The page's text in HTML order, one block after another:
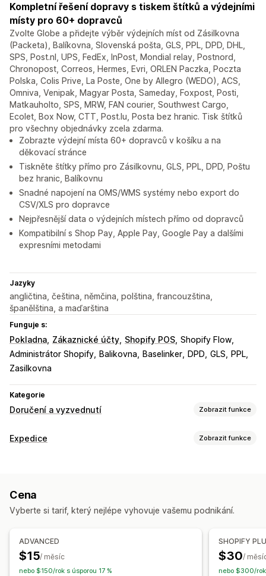
Kompletní řešení dopravy s tiskem štítků a výdejními
místy pro 60+ dopravců
Zvolte Globe a přidejte výběr výdejních míst od Zásilkovna
(Packeta), Balíkovna, Slovenská pošta, GLS, PPL, DPD, DHL,
SPS, Post.nl, UPS, FedEx, InPost, Mondial relay, Postnord,
Chronopost, Correos, Hermes, Evri, ORLEN Paczka, Poczta
Polska, Colis Prive, La Poste, One by Allegro (WEDO), ACS,
Omniva, Venipak, Magyar Posta, Sameday, Foxpost, Posti,
Matkauholto, SPS, MRW, FAN courier, Southwest Cargo,
Ecolet, Box Now, CTT, Post.lu, Posta bez hranic. Tisk štítků
pro všechny objednávky zcela zdarma.
Zobrazte výdejní místa 60+ dopravců v košíku a na
děkovací stránce
Tiskněte štítky přímo pro Zásilkovnu, GLS, PPL, DPD, Poštu
bez hranic, Balíkovnu
Snadné napojení na OMS/WMS systémy nebo export do
CSV/XLS pro dopravce
Nejpřesnější data o výdejních místech přímo od dopravců
Kompatibilní s Shop Pay, Apple Pay, Google Pay a dalšími
expresními metodami
Jazyky
angličtina, čeština, němčina, polština, francouzština,
španělština, a maďarština
Funguje s:
Pokladna Zákaznické účty Shopify POS Shopify Flow
Administrátor Shopify
Balikovna Baselinker DPD GLS
PPL
Zasilkovna
Kategorie
Doručení a vyzvednutí Zobrazit funkce
Možnosti doručení
Možnosti vyzvednutí
Na ulici
Na prodejně Více lokalit
Mapa doručení
Sledování řidičů
Sledování objednávek
Expedice Zobrazit funkce
Ověření adresy
Synchronizace objednávek Více jazyků Výběr dopravce
Synchronizace objednávek
Sledování v reálném čase
E-mailová oznámení
Cena
Vyberte si tarif, který nejlépe vyhovuje vašemu podnikání.
ADVANCED
$15/ měsíc
nebo $150/rok s úsporou 17 %
SHOPIFY
$30/
nebo $300/rok